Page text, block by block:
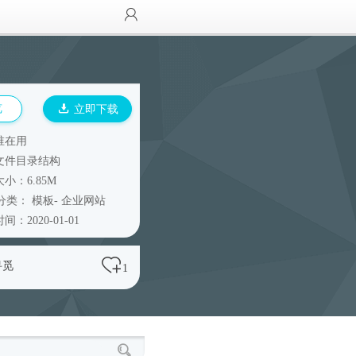
立即下载
在用
件目录结构
小：6.85M
类： 模板- 企业网站
间：2020-01-01
觅 1